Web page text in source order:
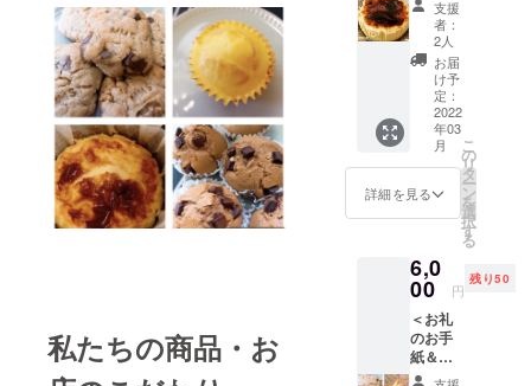
私たちの商品・お
す。 発
送料込
み。
コーン
とは違
うサク
サク感
はクセ
になり
ます。
米粉な
のでも
ちろん
べられ
ます。
ドファ
ンディ
ング終
了後〜
ク風
チーズ
ケーキ
＞ 厳選
したク
リーム
チーズ
を使う
ので
しっと
り柔ら
いで
す。 私
が一番
好きな
食べ物
です。
そのま
支援
者：
2人
お届
け予
定：
2022
年03
月
詳細を見る
こ
の
リ
タ
ー
ン
を
選
択
す
る
6,0
00 円
残り50
＜お礼
のお手
紙＆米
粉パウ